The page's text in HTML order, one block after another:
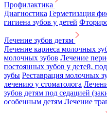
Профилактика
Диагностика Герметизация
гигиена зубов у детей
Лечение зубов детям
Лечение кариеса молочных
молочных зубов Лечение
постоянных зубов у детей,
зубы Реставрация молочных
лечению у стоматолога
зубов детям под седацией
особенным детям Лечение